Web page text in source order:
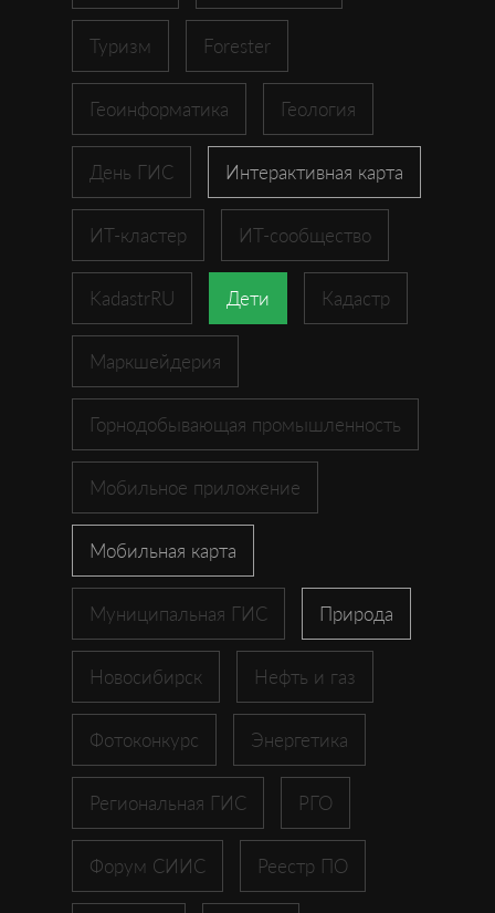
Туризм Forester
Геоинформатика Геология
День ГИС Интерактивная карта
ИТ-кластер ИТ-сообщество
KadastrRU Дети Кадастр
Маркшейдерия
Горнодобывающая промышленность
Мобильное приложение
Мобильная карта
Муниципальная ГИС Природа
Новосибирск Нефть и газ
Фотоконкурс Энергетика
Региональная ГИС РГО
Форум СИИС Реестр ПО